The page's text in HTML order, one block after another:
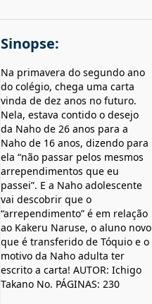
Sinopse:
Na primavera do segundo ano
do colégio, chega uma carta
vinda de dez anos no futuro.
Nela, estava contido o desejo
da Naho de 26 anos para a
Naho de 16 anos, dizendo para
ela “não passar pelos mesmos
arrependimentos que eu
passei”. E a Naho adolescente
vai descobrir que o
“arrependimento” é em relação
ao Kakeru Naruse, o aluno novo
que é transferido de Tóquio e o
motivo da Naho adulta ter
escrito a carta! AUTOR: Ichigo
Takano No. PÁGINAS: 230